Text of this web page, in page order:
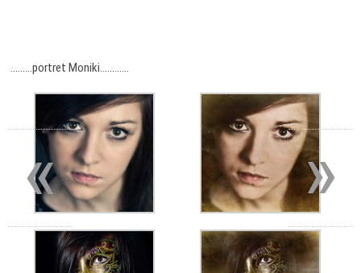
………portret Moniki…………
»
«